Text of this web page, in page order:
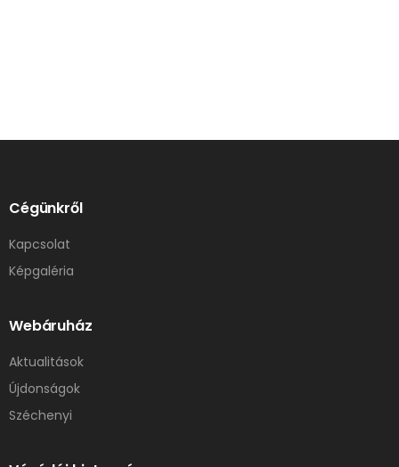
Cégünkről
Kapcsolat
Képgaléria
Webáruház
Aktualitások
Újdonságok
Széchenyi